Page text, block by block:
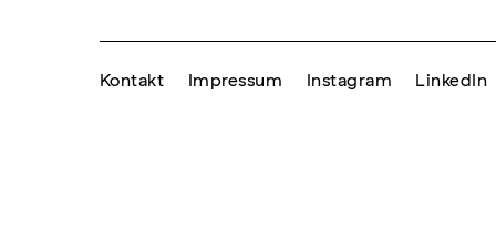
Kontakt Impressum Instagram LinkedIn